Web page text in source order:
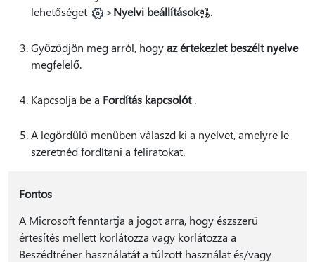
lehetőséget
>Nyelvi beállítások .
Győződjön meg arról, hogyaz értekezlet beszélt nyelve
megfelelő.
Kapcsolja be a Fordítás kapcsolót.
A legördülő menüben válaszd ki a nyelvet, amelyre le
szeretnéd fordítani a feliratokat.
Fontos
A Microsoft fenntartja a jogot arra, hogy észszerű
értesítés mellett korlátozza vagy korlátozza a
Beszédtréner használatát a túlzott használat és/vagy